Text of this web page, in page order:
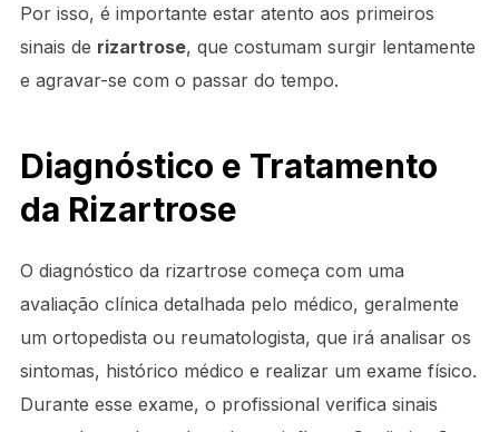
Por isso, é importante estar atento aos primeiros
sinais de rizartrose, que costumam surgir lentamente
e agravar-se com o passar do tempo.
Diagnóstico e Tratamento
da Rizartrose
O diagnóstico da rizartrose começa com uma
avaliação clínica detalhada pelo médico, geralmente
um ortopedista ou reumatologista, que irá analisar os
sintomas, histórico médico e realizar um exame físico.
Durante esse exame, o profissional verifica sinais